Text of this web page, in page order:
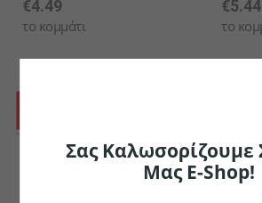
€4.49
το κομμάτι
€5.44
το
Σας Καλωσορίζουμε
Μας E-Shop!